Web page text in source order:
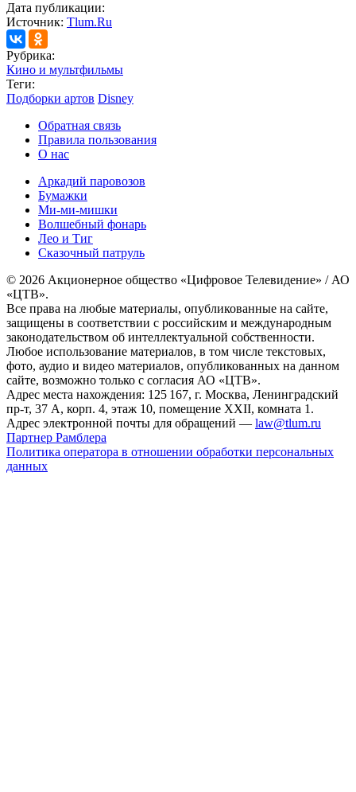
Дата публикации:
Источник: Tlum.Ru
Рубрика:
Кино и мультфильмы
Теги:
Подборки артов Disney
Обратная связь
Правила пользования
О нас
Аркадий паровозов
Бумажки
Ми-ми-мишки
Волшебный фонарь
Лео и Тиг
Сказочный патруль
© 2026 Акционерное общество «Цифровое Телевидение» / АО
«ЦТВ».
Все права на любые материалы, опубликованные на сайте,
защищены в соответствии с российским и международным
законодательством об интеллектуальной собственности.
Любое использование материалов, в том числе текстовых,
фото, аудио и видео материалов, опубликованных на данном
сайте, возможно только с согласия АО «ЦТВ».
Адрес места нахождения: 125 167, г. Москва, Ленинградский
пр-т, 37 А, корп. 4, этаж 10, помещение XXII, комната 1.
Адрес электронной почты для обращений — law@tlum.ru
Партнер Рамблера
Политика оператора в отношении обработки персональных
данных